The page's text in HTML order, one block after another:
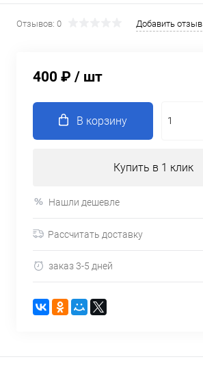
Отзывов: 0 Добавить отзыв
400 ₽ / шт
В корзину
Купить в 1 клик
Нашли дешевле
Рассчитать доставку
заказ 3-5 дней